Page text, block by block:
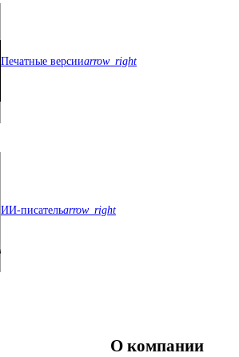
Печатные версииarrow_right
ИИ-писательarrow_right
О компании